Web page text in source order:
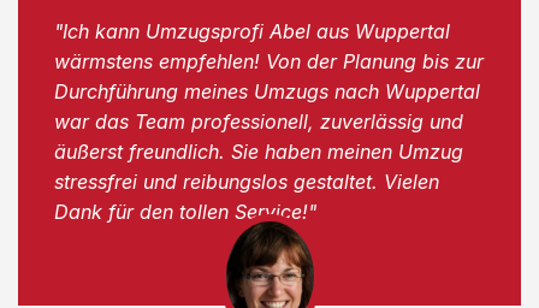
"Ich kann Umzugsprofi Abel aus Wuppertal
wärmstens empfehlen! Von der Planung bis zur
Durchführung meines Umzugs nach Wuppertal
war das Team professionell, zuverlässig und
äußerst freundlich. Sie haben meinen Umzug
stressfrei und reibungslos gestaltet. Vielen
Dank für den tollen Service!"